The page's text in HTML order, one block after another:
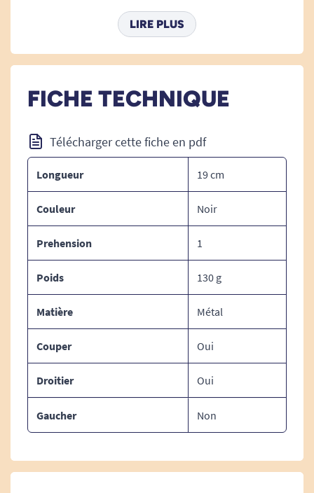
Longueur : 19 cm.
Voir tous les produits pour m'aider à manipuler.
Voir tous les produits pour m'aider à tenir / serrer.
LIRE PLUS
FICHE TECHNIQUE
Télécharger cette fiche en pdf
Longueur 19 cm
Couleur Noir
Prehension 1
Poids 130 g
Matière Métal
Couper Oui
Droitier Oui
Gaucher Non